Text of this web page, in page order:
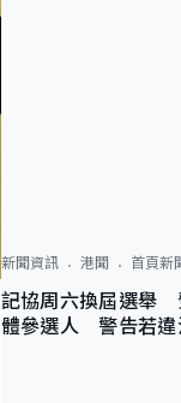
新聞資訊 港聞 首頁新
記協周六換屆選舉
體參選人 警告若違